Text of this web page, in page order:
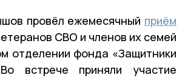
провёл ежемесячный приём
СВО и членов их семей
отделении фонда «Защитники
встрече приняли участие